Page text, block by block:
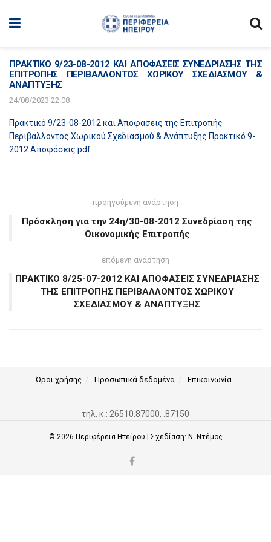
ΠΡΑΚΤΙΚΟ 9/23-08-2012 ΚΑΙ ΑΠΟΦΑΣΕΙΣ ΣΥΝΕΔΡΙΑΣΗΣ ΤΗΣ
ΕΠΙΤΡΟΠΗΣ ΠΕΡΙΒΑΛΛΟΝΤΟΣ ΧΩΡΙΚΟΥ ΣΧΕΔΙΑΣΜΟΥ &
ΑΝΑΠΤΥΞΗΣ
24/08/2023 22:08
Πρακτικό 9/23-08-2012 και Αποφάσεις της Επιτροπής
Περιβάλλοντος Χωρικού Σχεδιασμού & Ανάπτυξης Πρακτικό 9-
2012 Αποφάσεις.pdf
προηγούμενη ανάρτηση
Πρόσκληση για την 24η/30-08-2012 Συνεδρίαση της
Οικονομικής Επιτροπής
επόμενη ανάρτηση
ΠΡΑΚΤΙΚΟ 8/25-07-2012 ΚΑΙ ΑΠΟΦΑΣΕΙΣ ΣΥΝΕΔΡΙΑΣΗΣ
ΤΗΣ ΕΠΙΤΡΟΠΗΣ ΠΕΡΙΒΑΛΛΟΝΤΟΣ ΧΩΡΙΚΟΥ
ΣΧΕΔΙΑΣΜΟΥ & ΑΝΑΠΤΥΞΗΣ
Όροι χρήσης Προσωπικά δεδομένα Επικοινωνία
τηλ. κ.: 26510.87000, .87150
© 2026 Περιφέρεια Ηπείρου | Σχεδίαση: Ν. Ντέμος